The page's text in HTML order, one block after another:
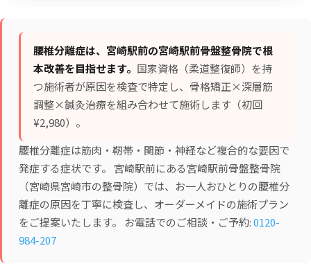
腰椎分離症は、宮崎駅前の宮崎駅前骨盤整骨院で根
本改善を目指せます。 国家資格（柔道整復師）を持
つ施術者が原因を検査で特定し、 骨格矯正×深層筋
調整×鍼灸治療を組み合わせて施術します（初回
¥2,980）。
腰椎分離症は筋肉・靭帯・関節・神経など複合的な要因で
発症する症状です。 宮崎駅前にある宮崎駅前骨盤整骨院
（宮崎県宮崎市の整骨院）では、お一人おひとりの腰椎分
離症の原因を丁寧に検査し、オーダーメイドの施術プラン
をご提案いたします。 お電話でのご相談・ご予約:0120-
984-207